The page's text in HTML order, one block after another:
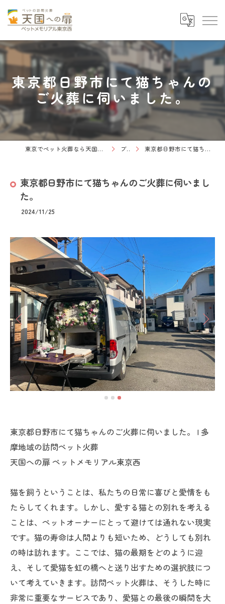
東京都日野市にて猫ちゃんの
ご火葬に伺いました。
東京でペット火葬なら天国への扉 ペットメモリアル東京西 ブログ 東京都日野市にて猫ちゃんのご火葬に伺いました。
東京都日野市にて猫ちゃんのご火葬に伺いまし
た。
2024/11/25
東京都日野市にて猫ちゃんのご火葬に伺いました。 | 多
摩地域の訪問ペット火葬
天国への扉 ペットメモリアル東京西
猫を飼うということは、私たちの日常に喜びと愛情をも
たらしてくれます。しかし、愛する猫との別れを考える
ことは、ペットオーナーにとって避けては通れない現実
です。猫の寿命は人間よりも短いため、どうしても別れ
の時は訪れます。ここでは、猫の最期をどのように迎
え、そして愛猫を虹の橋へと送り出すための選択肢につ
いて考えていきます。訪問ペット火葬は、そうした時に
非常に重要なサービスであり、愛猫との最後の瞬間を大